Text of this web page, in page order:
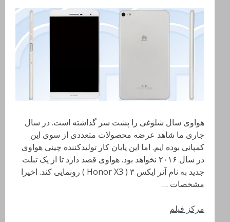
هواوی سال شلوغی را پشت سر گذاشته است. در سال
جاری ما شاهد عرضه محصولات متعددی از سوی این
کمپانی بوده ایم. اما این پایان کار تولیدکننده چینی هواوی
در سال ۲۰۱۶ نخواهد بود. هواوی قصد دارد تا از یک تبلت
جدید به نام آنر ایکس ۳ ( Honor X3 ) رونمایی کند. اخیرا
مشخصات …
مرکز فیلم